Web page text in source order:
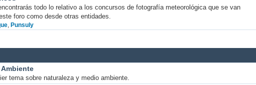
todo lo relativo a los concursos de fotografía meteorológica que se van
foro como desde otras entidades.
, Punsuly
tema sobre naturaleza y medio ambiente.